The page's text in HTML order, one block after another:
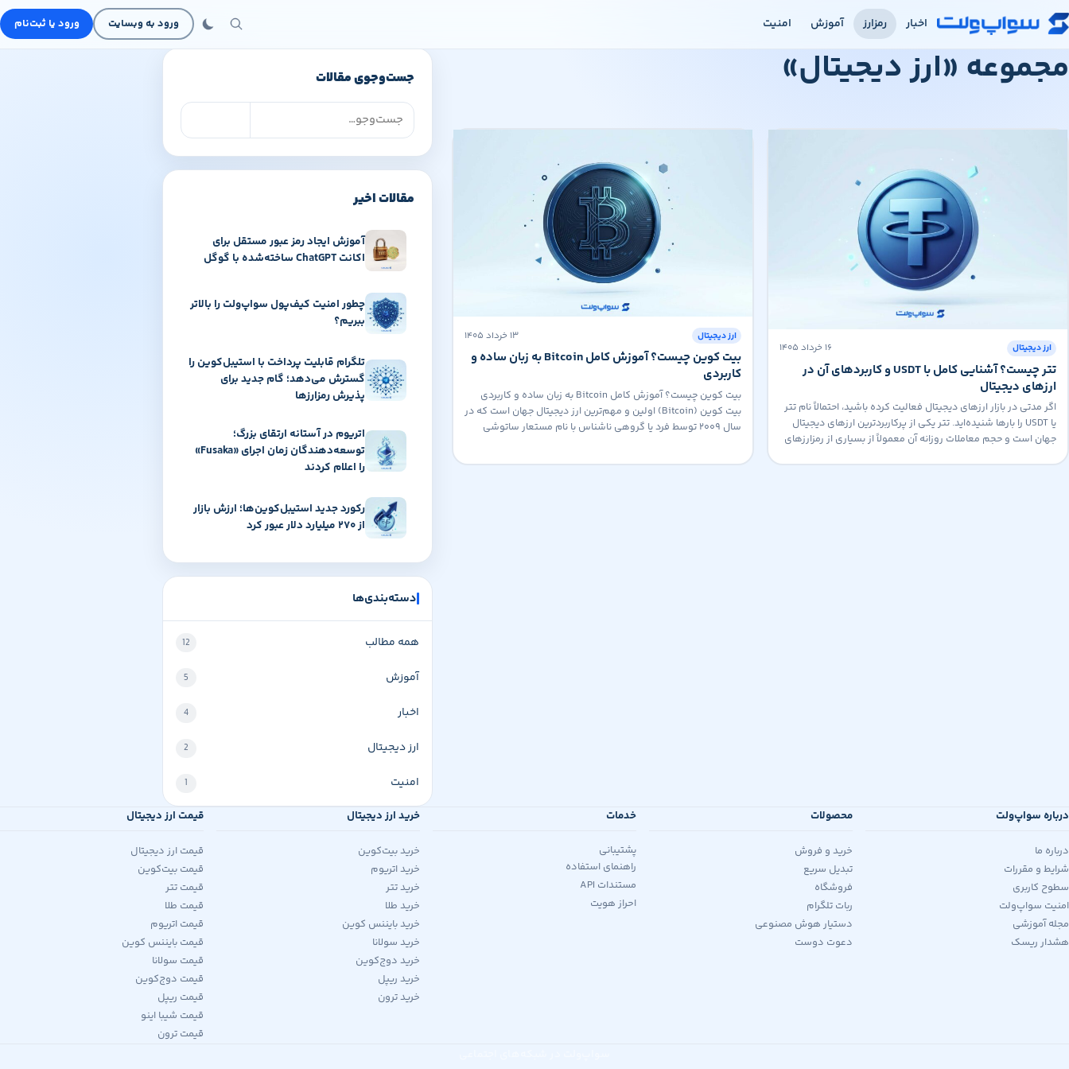
پرش به محتوای اصلی
اخبار رمزارز آموزش امنیت ورود به وبسایت ورود یا ثبت‌نام
مجموعه «ارز دیجیتال»
ارز دیجیتال ۱۶ خرداد ۱۴۰۵
تتر چیست؟ آشنایی کامل با USDT و کاربردهای آن در
ارزهای دیجیتال
اگر مدتی در بازار ارزهای دیجیتال فعالیت کرده باشید، احتمالاً نام تتر
یا USDT را بارها شنیده‌اید. تتر یکی از پرکاربردترین ارزهای دیجیتال
جهان است و حجم معاملات روزانه آن معمولاً از بسیاری از رمزارزهای
ارز دیجیتال ۱۳ خرداد ۱۴۰۵
بیت کوین چیست؟ آموزش کامل Bitcoin به زبان ساده و
کاربردی
بیت کوین چیست؟ آموزش کامل Bitcoin به زبان ساده و کاربردی
بیت کوین (Bitcoin) اولین و مهم‌ترین ارز دیجیتال جهان است که در
سال ۲۰۰۹ توسط فرد یا گروهی ناشناس با نام مستعار ساتوشی
جست‌وجوی مقالات
جست‌وجوی مقالات
مقالات اخیر
آموزش ایجاد رمز عبور مستقل برای
اکانت ChatGPT ساخته‌شده با گوگل
چطور امنیت کیف‌پول سواپ‌ولت را بالاتر
ببریم؟
تلگرام قابلیت پرداخت با استیبل‌کوین را
گسترش می‌دهد؛ گام جدید برای
پذیرش رمزارزها
اتریوم در آستانه ارتقای بزرگ؛
توسعه‌دهندگان زمان اجرای «Fusaka»
را اعلام کردند
رکورد جدید استیبل‌کوین‌ها؛ ارزش بازار
از ۲۷۰ میلیارد دلار عبور کرد
دسته‌بندی‌ها
همه مطالب 12
آموزش 5
اخبار 4
ارز دیجیتال 2
امنیت 1
درباره سواپ‌ولت
درباره ما
شرایط و مقررات
سطوح کاربری
امنیت سواپ‌ولت
مجله آموزشی
هشدار ریسک
محصولات
خرید و فروش
تبدیل سریع
فروشگاه
ربات تلگرام
دستیار هوش مصنوعی
دعوت دوست
خدمات
پشتیبانی
راهنمای استفاده
مستندات API
احراز هویت
خرید ارز دیجیتال
خرید بیت‌کوین
خرید اتریوم
خرید تتر
خرید طلا
خرید بایننس کوین
خرید سولانا
خرید دوج‌کوین
خرید ریپل
خرید ترون
قیمت ارز دیجیتال
قیمت ارز دیجیتال
قیمت بیت‌کوین
قیمت تتر
قیمت طلا
قیمت اتریوم
قیمت بایننس کوین
قیمت سولانا
قیمت دوج‌کوین
قیمت ریپل
قیمت شیبا اینو
قیمت ترون